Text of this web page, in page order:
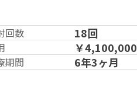
回数 18回
￥4,100,000
期間
6年3ヶ月